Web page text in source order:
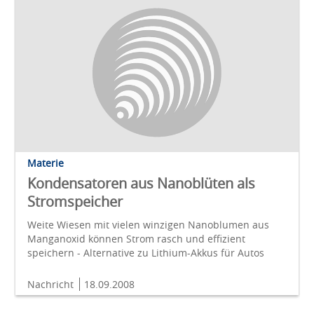
Materie
Kondensatoren aus Nanoblüten als
Stromspeicher
Weite Wiesen mit vielen winzigen Nanoblumen aus
Manganoxid können Strom rasch und effizient
speichern - Alternative zu Lithium-Akkus für Autos
Nachricht 18.09.2008